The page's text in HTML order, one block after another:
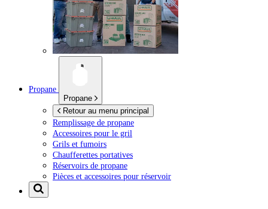
Propane
Propane
Retour au menu principal
Remplissage de propane
Accessoires pour le gril
Grils et fumoirs
Chaufferettes portatives
Réservoirs de propane
Pièces et accessoires pour réservoir